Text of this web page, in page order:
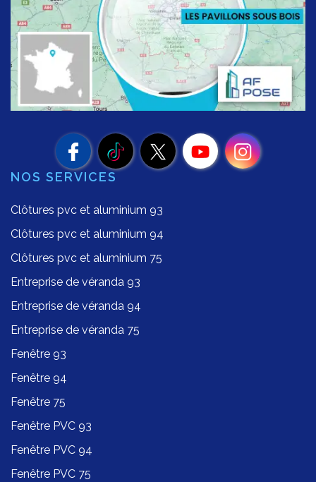
NOS SERVICES
Clôtures pvc et aluminium 93
Clôtures pvc et aluminium 94
Clôtures pvc et aluminium 75
Entreprise de véranda 93
Entreprise de véranda 94
Entreprise de véranda 75
Fenêtre 93
Fenêtre 94
Fenêtre 75
Fenêtre PVC 93
Fenêtre PVC 94
Fenêtre PVC 75